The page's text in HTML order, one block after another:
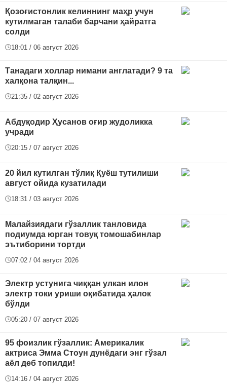
Қозоғистонлик келиннинг маҳр учун
кутилмаган талаби барчани ҳайратга
солди
18:01 / 06 август 2026
Танадаги холлар нимани англатади? 9 та
халқона талқин...
21:35 / 02 август 2026
Абдуқодир Ҳусанов оғир жудоликка
учради
20:15 / 07 август 2026
20 йил кутилган тўлиқ Қуёш тутилиши
август ойида кузатилади
18:31 / 03 август 2026
Малайзиядаги гўзаллик танловида
подиумда юрган товуқ томошабинлар
эътиборини тортди
07:02 / 04 август 2026
Электр устунига чиққан улкан илон
электр токи уриши оқибатида ҳалок
бўлди
05:20 / 07 август 2026
95 фоизлик гўзаллик: Америкалик
актриса Эмма Стоун дунёдаги энг гўзал
аёл деб топилди!
14:16 / 04 август 2026